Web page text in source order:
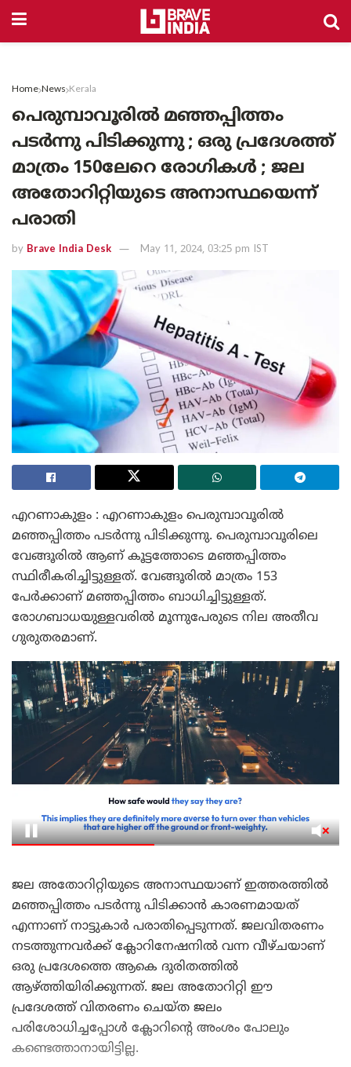
Home News Kerala
പെരുമ്പാവൂരിൽ മഞ്ഞപ്പിത്തം
പടർന്നു പിടിക്കുന്നു ; ഒരു പ്രദേശത്ത്
മാത്രം 150ലേറെ രോഗികൾ ; ജല
അതോറിറ്റിയുടെ അനാസ്ഥയെന്ന്
പരാതി
by Brave India Desk May 11, 2024, 03:25 pm IST
എറണാകുളം : എറണാകുളം പെരുമ്പാവൂരിൽ
മഞ്ഞപ്പിത്തം പടർന്നു പിടിക്കുന്നു. പെരുമ്പാവൂരിലെ
വേങ്ങൂരിൽ ആണ് കൂട്ടത്തോടെ മഞ്ഞപ്പിത്തം
സ്ഥിരീകരിച്ചിട്ടുള്ളത്. വേങ്ങൂരിൽ മാത്രം 153
പേർക്കാണ് മഞ്ഞപ്പിത്തം ബാധിച്ചിട്ടുള്ളത്.
രോഗബാധയുള്ളവരിൽ മൂന്നുപേരുടെ നില അതീവ
ഗുരുതരമാണ്.
ജല അതോറിറ്റിയുടെ അനാസ്ഥയാണ് ഇത്തരത്തിൽ
മഞ്ഞപ്പിത്തം പടർന്നു പിടിക്കാൻ കാരണമായത്
എന്നാണ് നാട്ടുകാർ പരാതിപ്പെടുന്നത്. ജലവിതരണം
നടത്തുന്നവർക്ക് ക്ലോറിനേഷനിൽ വന്ന വീഴ്ചയാണ്
ഒരു പ്രദേശത്തെ ആകെ ദുരിതത്തിൽ
ആഴ്ത്തിയിരിക്കുന്നത്. ജല അതോറിറ്റി ഈ
പ്രദേശത്ത് വിതരണം ചെയ്ത ജലം
പരിശോധിച്ചപ്പോൾ ക്ലോറിന്റെ അംശം പോലും
കണ്ടെത്താനായിട്ടില്ല.